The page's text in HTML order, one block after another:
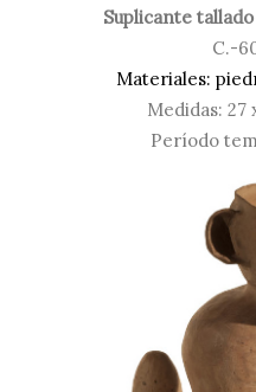
Suplicante
C.-
Materiales:
Medidas: 27
Período